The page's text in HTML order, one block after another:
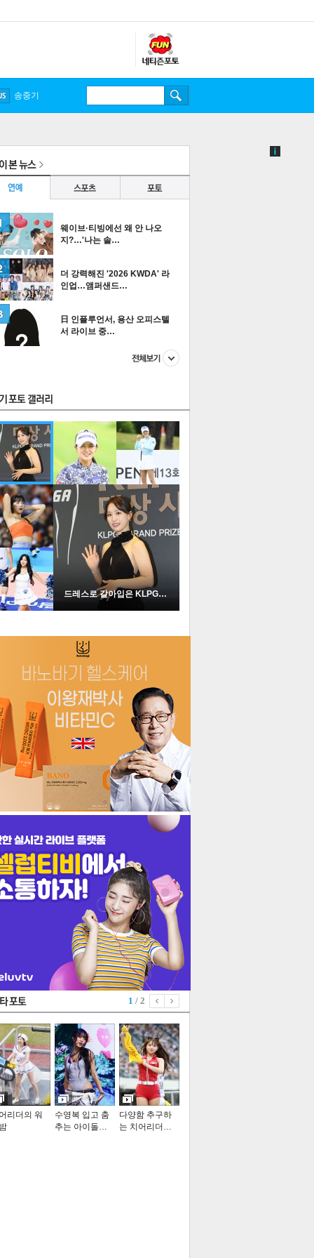
본 뉴스
스포츠 포토
웨이브·티빙에선 왜 안 나오
지?…'나는 솔…
더 강력해진 '2026 KWDA' 라
인업…앰퍼샌드…
日 인플루언서, 용산 오피스텔
서 라이브 중…
더보기
포토
드레스로 갈아입은 KLPGA …
1 / 2
리더의 워
수영복 입고 춤
추는 아이돌…
다양함 추구하
는 치어리더…